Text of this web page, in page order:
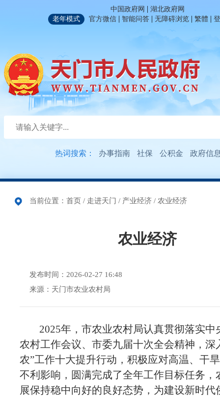
中国政府网 | 湖北政府网
老年模式
官方微信 | 智能问答 | 无障碍浏览 | 繁體 |
热词搜索： 办事指南 社保 公积金 政府信
当前位置： 首页 / 走进天门 / 产业经济 / 农业经济
农业经济
发布时间：2026-02-27 16:48
来源：天门市农业农村局
2025年，市农业农村局认真贯彻落实中
农村工作会议、市委九届十次全会精神，深
农”工作十大提升行动，积极应对高温、干
不利影响，圆满完成了全年工作目标任务，
展保持稳中向好的良好态势，为建设新时代